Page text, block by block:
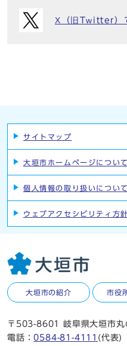
X（旧Twitter）
サイトマップ
大垣市ホームページについて
個人情報の取り扱いについて
ウェブアクセシビリティ方針
大垣市の紹介 市役
〒503-8601 岐阜県大垣市丸
電話：0584-81-4111 (代表)